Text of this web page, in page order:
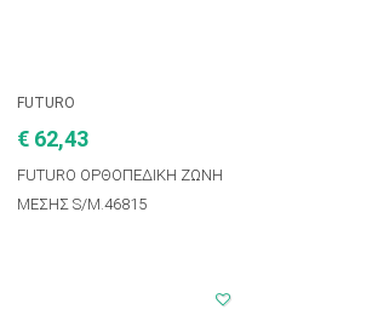
FUTURO
€ 62,43
FUTURO ΟΡΘΟΠΕΔΙΚΗ ΖΩΝΗ
ΜΕΣΗΣ S/M.46815